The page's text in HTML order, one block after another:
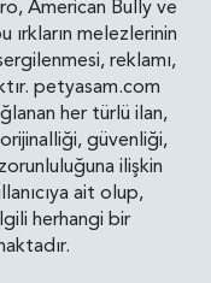
American Bully ve
melezlerinin
reklamı,
petyasam.com
her türlü ilan,
güvenliği,
ilişkin
ait olup,
herhangi bir